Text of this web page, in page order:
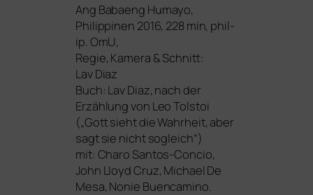
Ang Babaeng Humayo,
Philippinen 2016, 228 min, phil­
ip. OmU,
Regie, Kamera &Schnitt:
Lav Diaz
Buch: Lav Diaz, nach der
Erzählung von Leo Tolstoi
(„Gott sieht die Wahrheit, aber
sagt sie nicht sogleich“)
mit: Charo Santos-Concio,
John Lloyd Cruz, Michael De
Mesa, Nonie Buencamino.